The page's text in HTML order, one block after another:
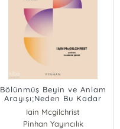
Bölünmüş Beyin ve Anlam
Arayışı;Neden Bu Kadar
Mutsuzuz?
Iain Mcgilchrist
Pinhan Yayıncılık